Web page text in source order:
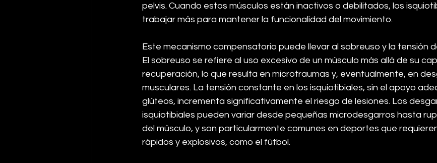
pelvis. Cuando estos músculos están inactivos o debilitados, los
trabajar más para mantener la funcionalidad del movimiento.
Este mecanismo compensatorio puede llevar al sobreuso y la tensión
El sobreuso se refiere al uso excesivo de un músculo más allá de su
recuperación, lo que resulta en microtraumas y, eventualmente, en
musculares. La tensión constante en los isquiotibiales, sin el apoyo
glúteos, incrementa significativamente el riesgo de lesiones. Los
isquiotibiales pueden variar desde pequeñas microdesgarros hasta
del músculo, y son particularmente comunes en deportes que
rápidos y explosivos, como el fútbol.